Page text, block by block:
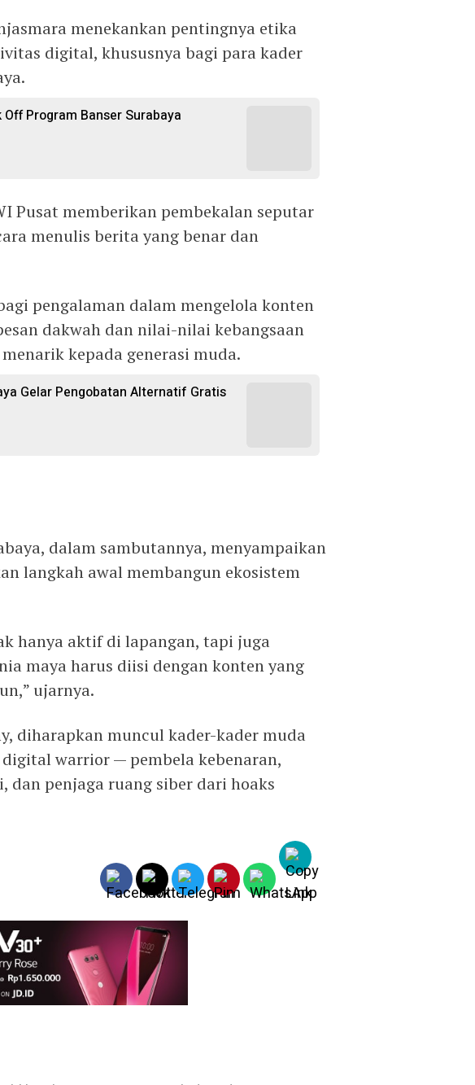
menekankan pentingnya etika
digital, khususnya bagi para kader
Program Banser Surabaya
Pusat memberikan pembekalan seputar
menulis berita yang benar dan
pengalaman dalam mengelola konten
dakwah dan nilai-nilai kebangsaan
kepada generasi muda.
Gelar Pengobatan Alternatif Gratis
dalam sambutannya, menyampaikan
langkah awal membangun ekosistem
hanya aktif di lapangan, tapi juga
maya harus diisi dengan konten yang
ujarnya.
diharapkan muncul kader-kader muda
warrior — pembela kebenaran,
penjaga ruang siber dari hoaks